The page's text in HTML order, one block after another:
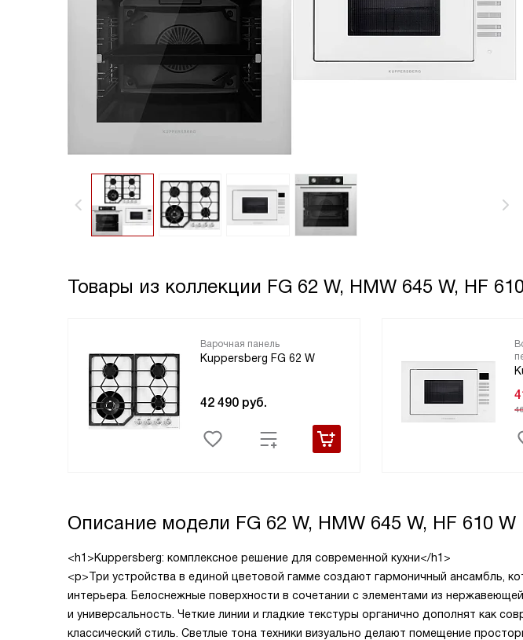
Товары из коллекции FG 62 W, HMW 645 W, HF
Варочная панель
Kuppersberg FG 62 W
42 490 руб.
Описание модели FG 62 W, HMW 645 W, HF 610 W
<h1>Kuppersberg: комплексное решение для современной кухни</h1>
<p>Три устройства в единой цветовой гамме создают гармоничный ансамбль,
интерьера. Белоснежные поверхности в сочетании с элементами из
и универсальность. Четкие линии и гладкие текстуры органично дополнят как
классический стиль. Светлые тона техники визуально делают помещение